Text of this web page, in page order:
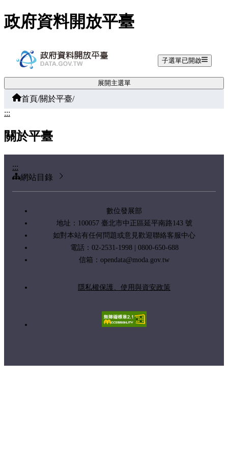
跳至主要內容
政府資料開放平臺
子選單已開啟
展開主選單
首頁/關於平臺/
:::
關於平臺
:::
網站目錄
數位發展部
地址：100057 臺北市中正區延平南路143 號
如對本站有任何問題或意見歡迎聯絡客服中心
電話：02-2531-1998 | 0800-650-688
信箱： opendata@moda.gov.tw
隱私權保護、使用與資安政策